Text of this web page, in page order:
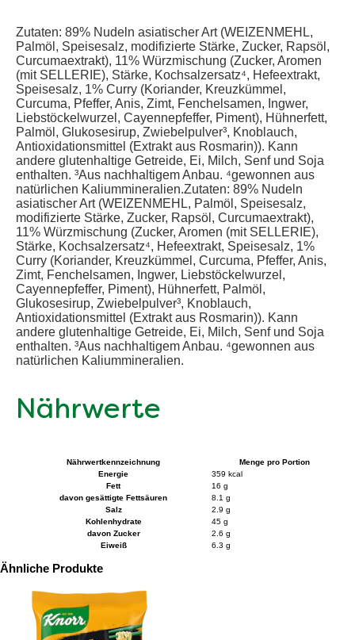
Zutaten: 89% Nudeln asiatischer Art (WEIZENMEHL,
Palmöl, Speisesalz, modifizierte Stärke, Zucker, Rapsöl,
Curcumaextrakt), 11% Würzmischung (Zucker, Aromen
(mit SELLERIE), Stärke, Kochsalzersatz⁴, Hefeextrakt,
Speisesalz, 1% Curry (Koriander, Kreuzkümmel,
Curcuma, Pfeffer, Anis, Zimt, Fenchelsamen, Ingwer,
Liebstöckelwurzel, Cayennepfeffer, Piment), Hühnerfett,
Palmöl, Glukosesirup, Zwiebelpulver³, Knoblauch,
Antioxidationsmittel (Extrakt aus Rosmarin)). Kann
andere glutenhaltige Getreide, Ei, Milch, Senf und Soja
enthalten. ³Aus nachhaltigem Anbau. ⁴gewonnen aus
natürlichen Kaliummineralien.Zutaten: 89% Nudeln
asiatischer Art (WEIZENMEHL, Palmöl, Speisesalz,
modifizierte Stärke, Zucker, Rapsöl, Curcumaextrakt),
11% Würzmischung (Zucker, Aromen (mit SELLERIE),
Stärke, Kochsalzersatz⁴, Hefeextrakt, Speisesalz, 1%
Curry (Koriander, Kreuzkümmel, Curcuma, Pfeffer, Anis,
Zimt, Fenchelsamen, Ingwer, Liebstöckelwurzel,
Cayennepfeffer, Piment), Hühnerfett, Palmöl,
Glukosesirup, Zwiebelpulver³, Knoblauch,
Antioxidationsmittel (Extrakt aus Rosmarin)). Kann
andere glutenhaltige Getreide, Ei, Milch, Senf und Soja
enthalten. ³Aus nachhaltigem Anbau. ⁴gewonnen aus
natürlichen Kaliummineralien.
Nährwerte
Nährwertkennzeichnung
Menge pro Portion
Energie
359 kcal
Fett
16 g
davon gesättigte Fettsäuren
8.1 g
Salz
2.9 g
Kohlenhydrate
45 g
davon Zucker
2.6 g
Eiweiß
6.3 g
Ähnliche Produkte